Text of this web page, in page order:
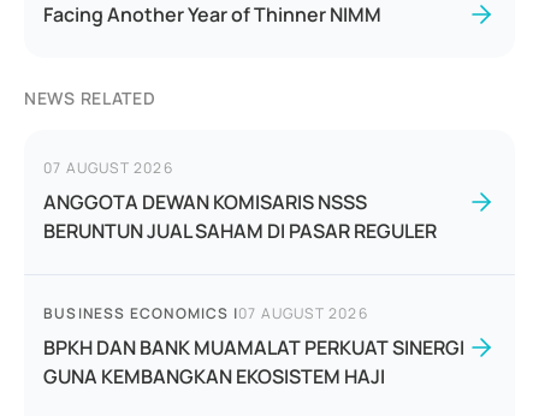
Facing Another Year of Thinner NIMM
NEWS RELATED
07 AUGUST 2026
ANGGOTA DEWAN KOMISARIS NSSS
BERUNTUN JUAL SAHAM DI PASAR REGULER
BUSINESS ECONOMICS |07 AUGUST 2026
BPKH DAN BANK MUAMALAT PERKUAT SINERGI
GUNA KEMBANGKAN EKOSISTEM HAJI